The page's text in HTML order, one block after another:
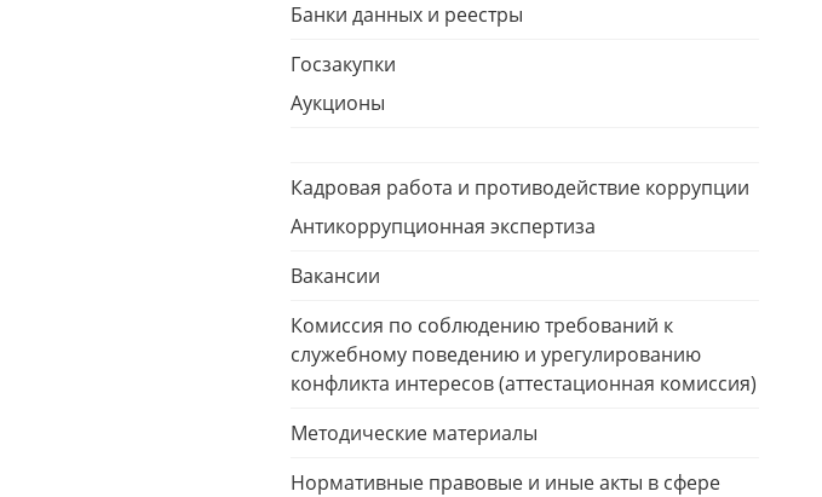
Банки данных и реестры
Госзакупки
Аукционы
Кадровая работа и противодействие коррупции
Антикоррупционная экспертиза
Вакансии
Комиссия по соблюдению требований к
служебному поведению и урегулированию
конфликта интересов (аттестационная комиссия)
Методические материалы
Нормативные правовые и иные акты в сфере